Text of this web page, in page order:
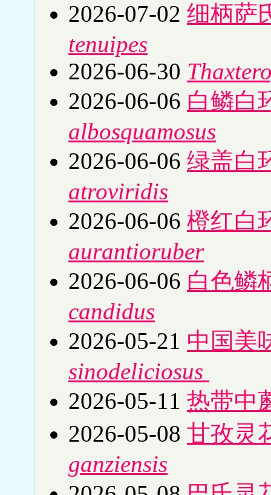
2026-07-02 细柄萨
tenuipes
2026-06-30
2026-06-06 白鳞白
albosquamosus
2026-06-06 绿盖白
atroviridis
2026-06-06 橙红白
aurantioruber
2026-06-06 白色鳞
candidus
2026-05-21 中国美
sinodeliciosus
2026-05-11 热带中
2026-05-08 甘孜灵
ganziensis